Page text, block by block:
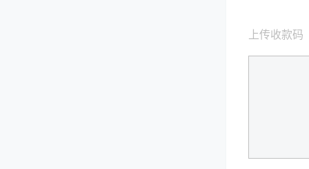
上传收款码